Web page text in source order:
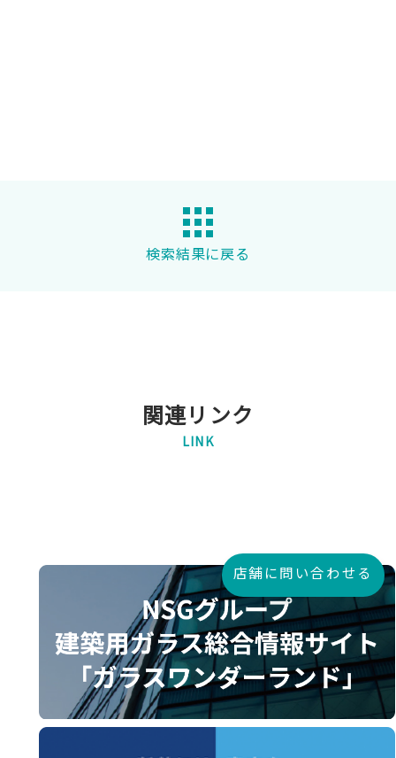
検索結果に戻る
関連リンク
LINK
店舗に問い合わせる